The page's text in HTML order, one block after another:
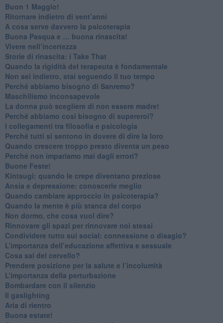
​Buon 1 Maggio!
Ritornare indietro di vent’anni
​A cosa serve davvero la psicoterapia
​Buona Pasqua e … buona rinascita!
​Vivere nell’incertezza
​Storie di rinascita: i Take That
​Quando la rigidità del terapeuta è fondamentale
​Non sei indietro, stai seguendo il tuo tempo
​Perché abbiamo bisogno di Sanremo?
​Maschilismo inconsapevole
​La donna può scegliere di non essere madre!
​Perché abbiamo così bisogno di supereroi?
​I collegamenti tra filosofia e psicologia
​Perché tutti si sentono in dovere di dire la loro
​Quando crescere troppo presto diventa un peso
​Perché non impariamo mai dagli errori?
​Buone Feste!
​Kintsugi: quando le crepe diventano preziose
Ansia e depressione: conoscerle meglio
Quando cambiare approccio in psicoterapia?
​Quando la mente è più stanca del corpo
Non dormo, che cosa vuol dire?
​Rinnovare gli spazi per rinnovare noi stessi
​Condividere tutto sui social: connessione o disagio?
​L’importanza dell’educazione affettiva e sessuale
​Cosa sai del cervello?
Prendere posizione per la salute e l’incolumità
L’importanza della perturbazione
​Bombardare con il silenzio
Il gaslighting
Aria di rientro
Buona estate!